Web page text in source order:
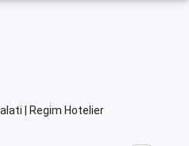
| Regim Hotelier